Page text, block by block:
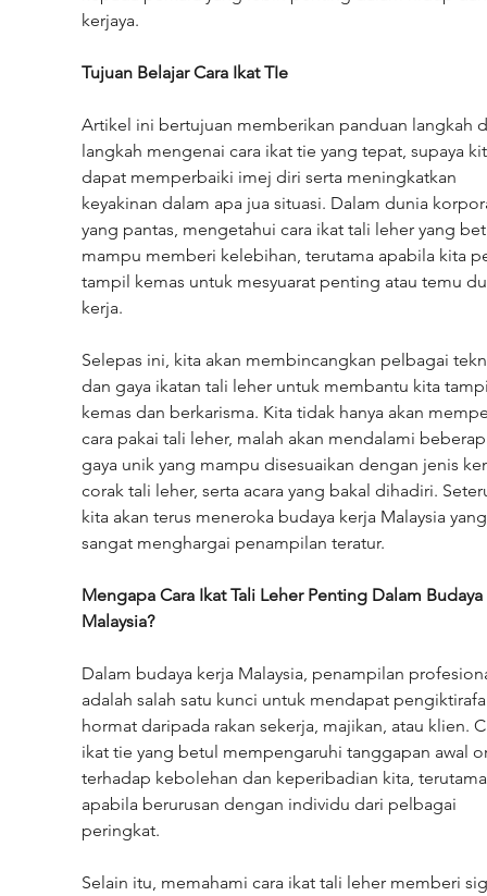
kerjaya.
Tujuan Belajar Cara Ikat TIe
Artikel ini bertujuan memberikan panduan langkah
langkah mengenai cara ikat tie yang tepat, supaya
dapat memperbaiki imej diri serta meningkatkan
keyakinan dalam apa jua situasi. Dalam dunia
yang pantas, mengetahui cara ikat tali leher yang
mampu memberi kelebihan, terutama apabila kita
tampil kemas untuk mesyuarat penting atau temu
kerja.
Selepas ini, kita akan membincangkan pelbagai
dan gaya ikatan tali leher untuk membantu kita
kemas dan berkarisma. Kita tidak hanya akan
cara pakai tali leher, malah akan mendalami
gaya unik yang mampu disesuaikan dengan jenis
corak tali leher, serta acara yang bakal dihadiri.
kita akan terus meneroka budaya kerja Malaysia
sangat menghargai penampilan teratur.
Mengapa Cara Ikat Tali Leher Penting Dalam
Malaysia?
Dalam budaya kerja Malaysia, penampilan
adalah salah satu kunci untuk mendapat
hormat daripada rakan sekerja, majikan, atau klien.
ikat tie yang betul mempengaruhi tanggapan awal
terhadap kebolehan dan keperibadian kita,
apabila berurusan dengan individu dari pelbagai
peringkat.
Selain itu, memahami cara ikat tali leher memberi